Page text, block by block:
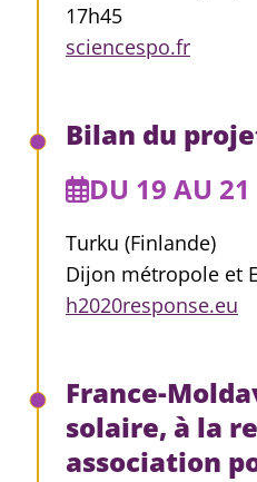
17h45
sciencespo.fr
Bilan du projet
DU 19 AU
Turku (Finlande)
Dijon métropole et
h2020response.eu
France-
solaire, à la
association